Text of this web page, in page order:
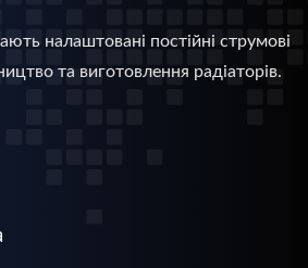
налаштовані постійні струмові
та виготовлення радіаторів.